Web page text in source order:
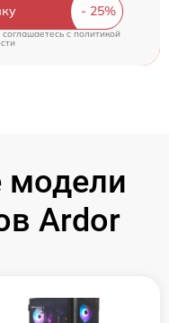
cполитикой
модели
Ardor